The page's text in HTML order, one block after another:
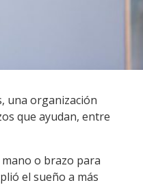
una organización
que ayudan, entre
o brazo para
el sueño a más